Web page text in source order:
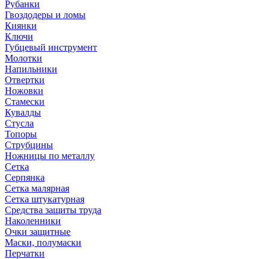
Рубанки
Гвоздодеры и ломы
Киянки
Ключи
Губцевый инструмент
Молотки
Напильники
Отвертки
Ножовки
Стамески
Кувалды
Стусла
Топоры
Струбцины
Ножницы по металлу
Сетка
Серпянка
Сетка малярная
Сетка штукатурная
Средства защиты труда
Наколенники
Очки защитные
Маски, полумаски
Перчатки